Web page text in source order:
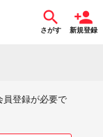
さがす 新規登録
員登録が必要で